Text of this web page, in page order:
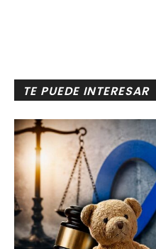
TE PUEDE INTERESAR